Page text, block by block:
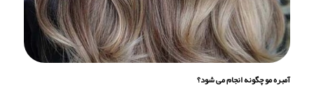
آمبره مو چگونه انجام می شود؟